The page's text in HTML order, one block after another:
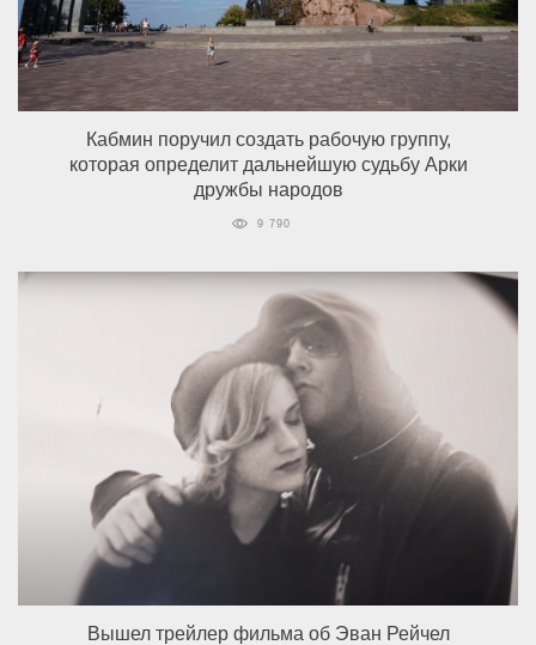
Кабмин поручил создать рабочую группу,
которая определит дальнейшую судьбу Арки
дружбы народов
9 790
Вышел трейлер фильма об Эван Рейчел